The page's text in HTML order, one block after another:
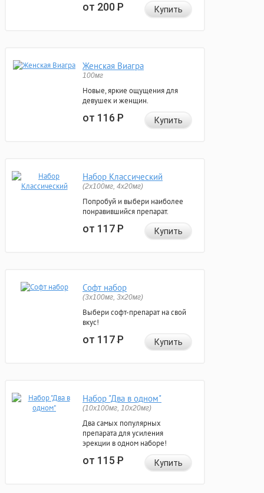
от 200Р Купить
Женская Виагра
100мг
Новые, яркие ощущения для
девушек и женщин.
от 116Р Купить
Набор Классический
(2x100мг, 4x20мг)
Попробуй и выбери наиболее
понравившийся препарат.
от 117Р Купить
Софт набор
(3x100мг, 3x20мг)
Выбери софт-препарат на свой
вкус!
от 117Р Купить
Набор "Два в одном"
(10x100мг, 10x20мг)
Два самых популярных
препарата для усиления
эрекции в одном наборе!
от 115Р Купить